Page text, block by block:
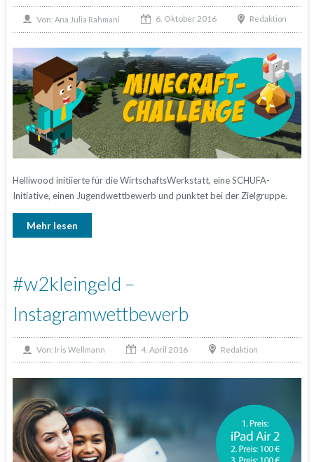
Von: Ana Julia Rahmani 6. Oktober 2016 Redaktion
Helliwood initiierte für die WirtschaftsWerkstatt, eine SCHUFA-
Initiative, einen Jugendwettbewerb und punktet bei der Zielgruppe.
Mehr lesen
#w2kleingeld –
Instagramwettbewerb
Von: Iris Wellmann 4. April 2016 Redaktion